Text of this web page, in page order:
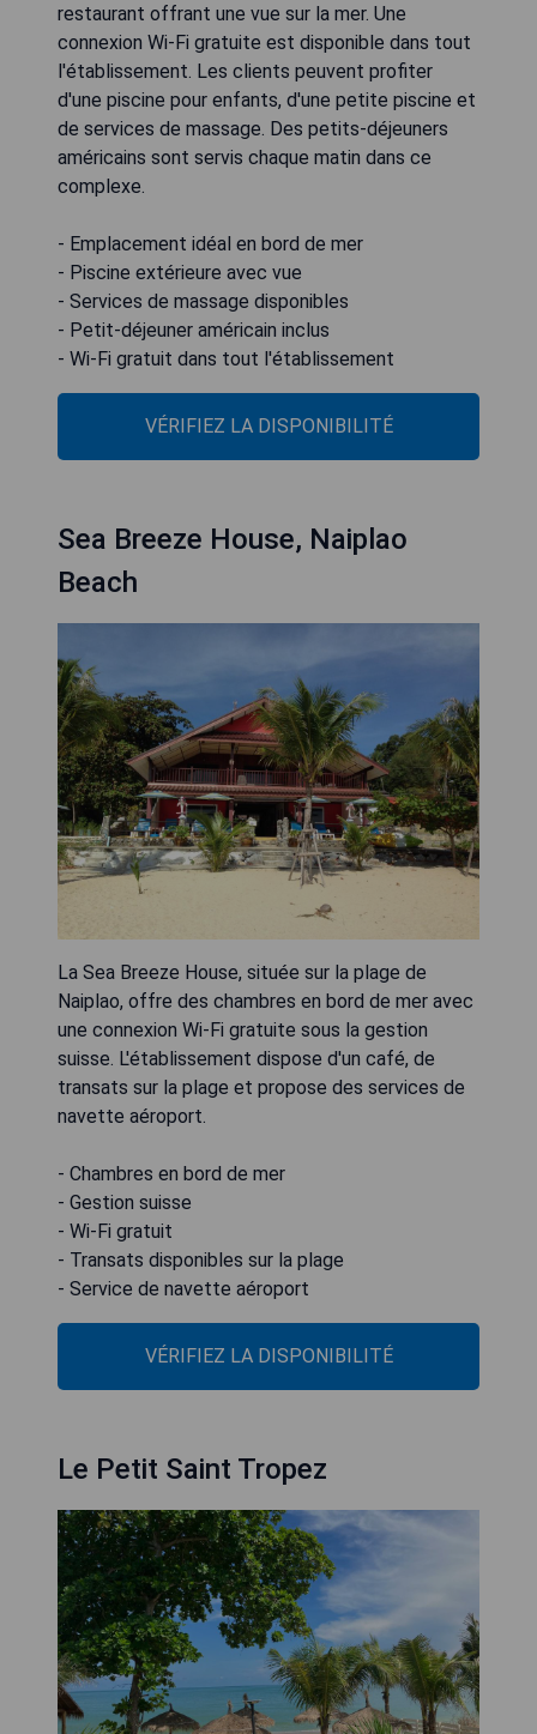
restaurant offrant une vue sur la mer. Une
connexion Wi-Fi gratuite est disponible dans tout
l'établissement. Les clients peuvent profiter
d'une piscine pour enfants, d'une petite piscine et
de services de massage. Des petits-déjeuners
américains sont servis chaque matin dans ce
complexe.
- Emplacement idéal en bord de mer
- Piscine extérieure avec vue
- Services de massage disponibles
- Petit-déjeuner américain inclus
- Wi-Fi gratuit dans tout l'établissement
VÉRIFIEZ LA DISPONIBILITÉ
Sea Breeze House, Naiplao
Beach
La Sea Breeze House, située sur la plage de
Naiplao, offre des chambres en bord de mer avec
une connexion Wi-Fi gratuite sous la gestion
suisse. L'établissement dispose d'un café, de
transats sur la plage et propose des services de
navette aéroport.
- Chambres en bord de mer
- Gestion suisse
- Wi-Fi gratuit
- Transats disponibles sur la plage
- Service de navette aéroport
VÉRIFIEZ LA DISPONIBILITÉ
Le Petit Saint Tropez